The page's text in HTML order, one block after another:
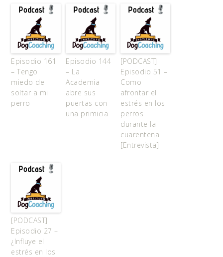
Episodio 161
– Tengo
miedo de
soltar a mi
perro
Episodio 144
– La
Academia
abre sus
puertas con
una primicia
[PODCAST]
Episodio 51 –
Como
afrontar el
estrés en los
perros
durante la
cuarentena
[Entrevista]
[PODCAST]
Episodio 27 –
¿Influye el
estrés en los